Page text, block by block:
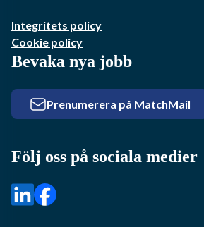
Integritets policy
Cookie policy
Bevaka nya jobb
Prenumerera på MatchMail
Följ oss på sociala medier